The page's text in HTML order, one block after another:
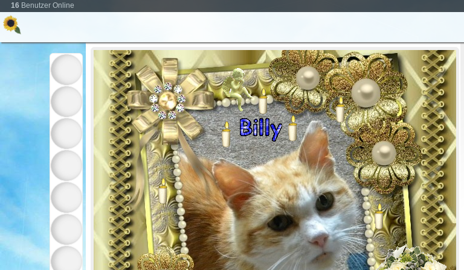
16 Benutzer Online